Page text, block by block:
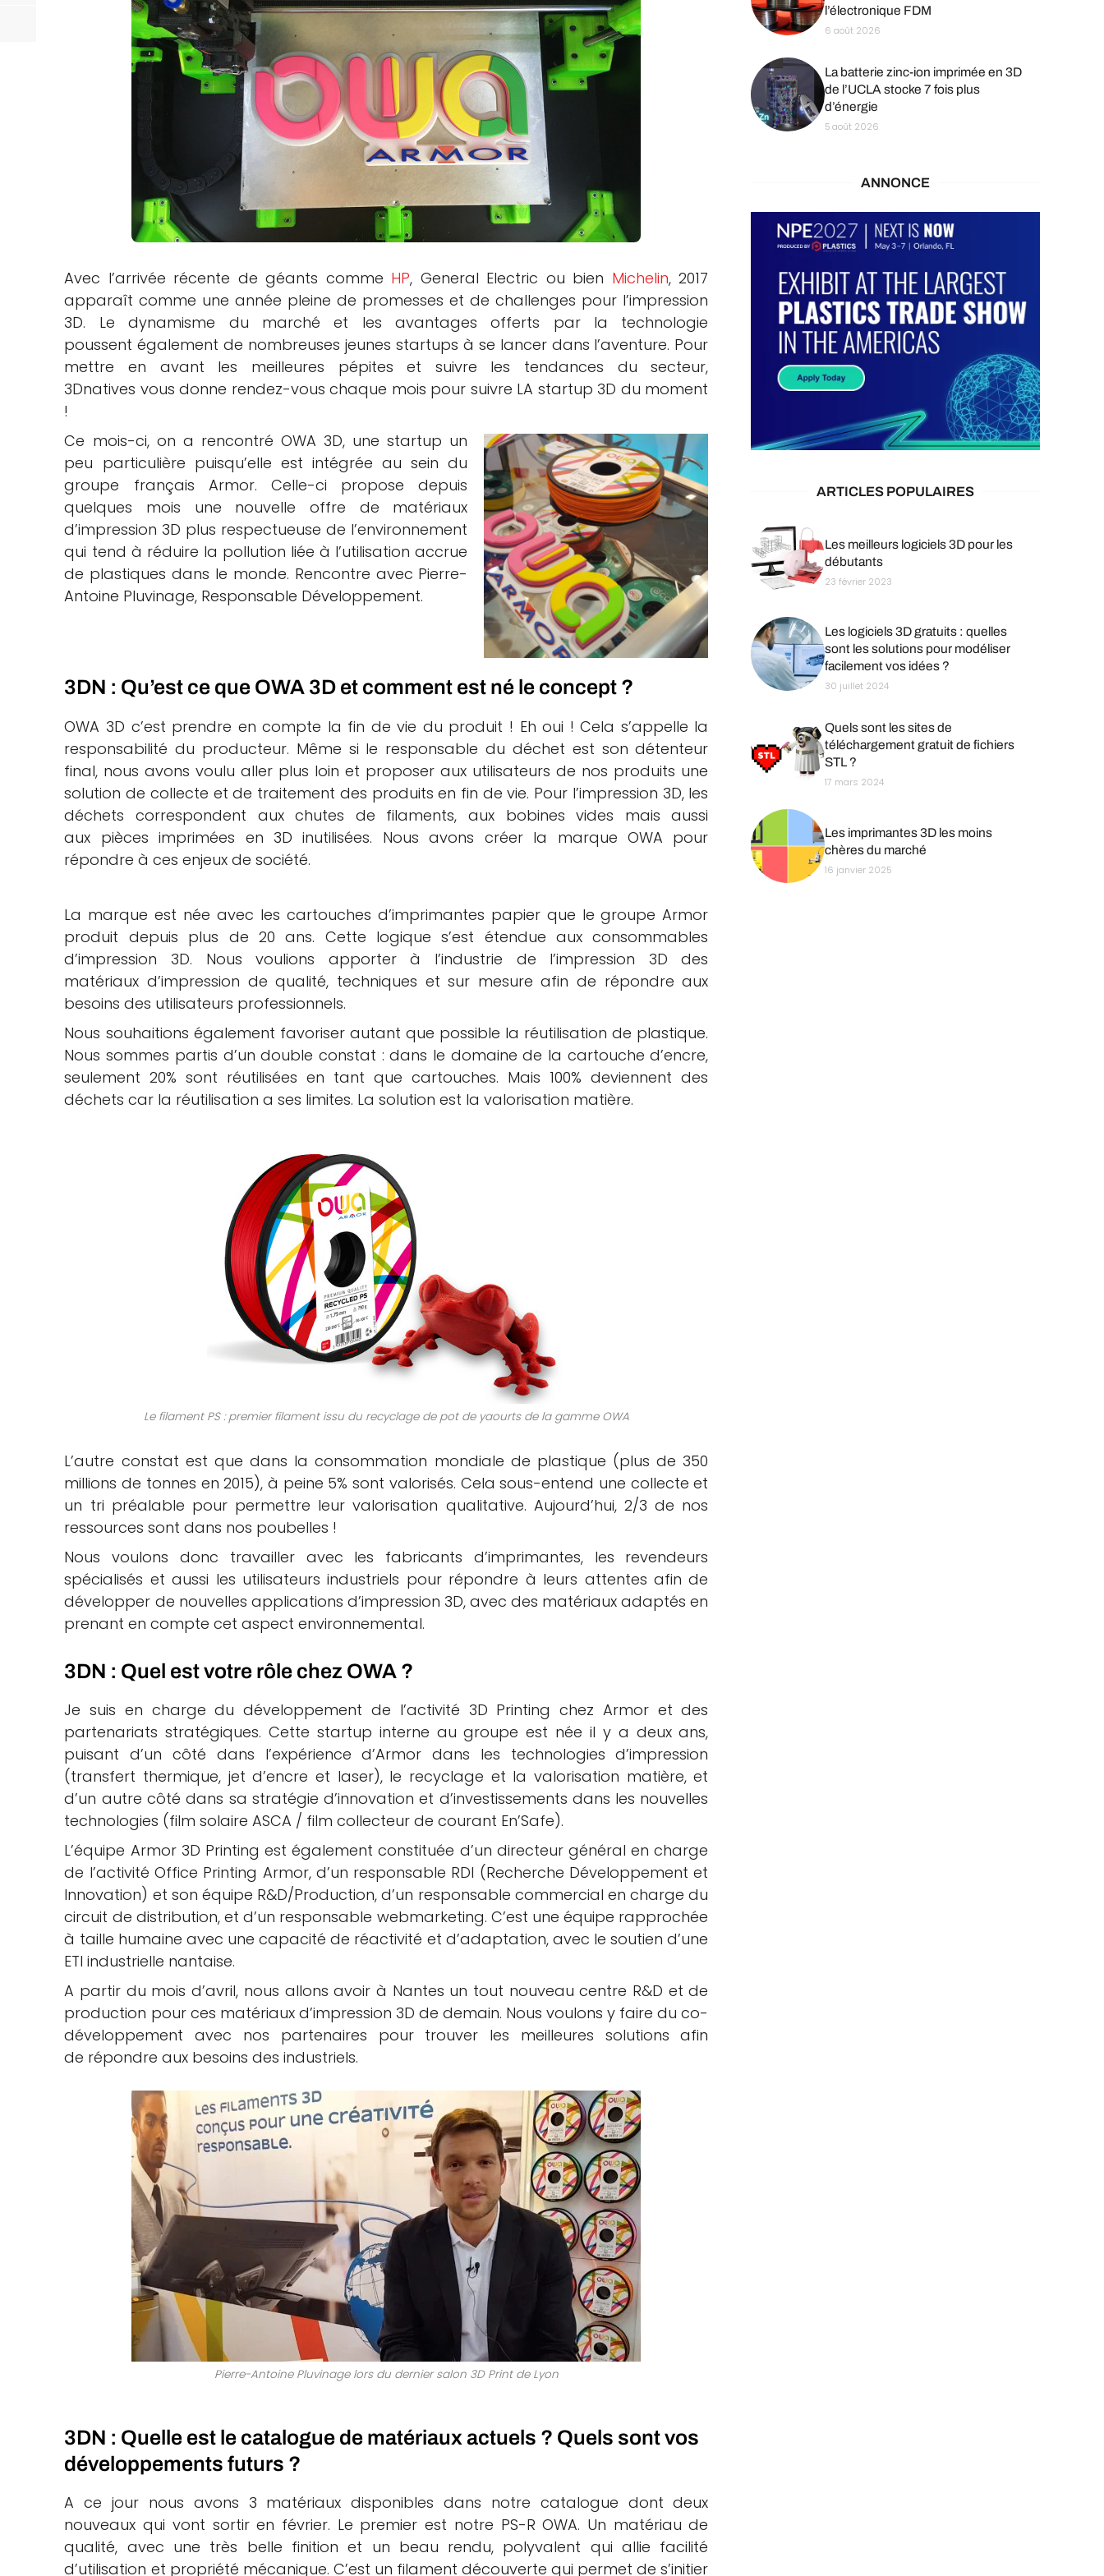
Logiciels 3D
Scanners 3D
Vidéos
Avec l’arrivée récente de géants comme HP, General Electric ou bien Michelin, 2017
apparaît comme une année pleine de promesses et de challenges pour l’impression
3D. Le dynamisme du marché et les avantages offerts par la technologie
poussent également de nombreuses jeunes startups à se lancer dans l’aventure. Pour
mettre en avant les meilleures pépites et suivre les tendances du secteur,
3Dnatives vous donne rendez-vous chaque mois pour suivre LA startup 3D du moment
!
Ce mois-ci, on a rencontré OWA 3D, une startup un
peu particulière puisqu’elle est intégrée au sein du
groupe français Armor. Celle-ci propose depuis
quelques mois une nouvelle offre de matériaux
d’impression 3D plus respectueuse de l’environnement
qui tend à réduire la pollution liée à l’utilisation accrue
de plastiques dans le monde. Rencontre avec Pierre-
Antoine Pluvinage, Responsable Développement.
3DN : Qu’est ce que OWA 3D et comment est né le concept ?
OWA 3D c’est prendre en compte la fin de vie du produit ! Eh oui ! Cela s’appelle la
responsabilité du producteur. Même si le responsable du déchet est son détenteur
final, nous avons voulu aller plus loin et proposer aux utilisateurs de nos produits une
solution de collecte et de traitement des produits en fin de vie. Pour l’impression 3D, les
déchets correspondent aux chutes de filaments, aux bobines vides mais aussi
aux pièces imprimées en 3D inutilisées. Nous avons créer la marque OWA pour
répondre à ces enjeux de société.
La marque est née avec les cartouches d’imprimantes papier que le groupe Armor
produit depuis plus de 20 ans. Cette logique s’est étendue aux consommables
d’impression 3D. Nous voulions apporter à l’industrie de l’impression 3D des
matériaux d’impression de qualité, techniques et sur mesure afin de répondre aux
besoins des utilisateurs professionnels.
Nous souhaitions également favoriser autant que possible la réutilisation de plastique.
Nous sommes partis d’un double constat : dans le domaine de la cartouche d’encre,
seulement 20% sont réutilisées en tant que cartouches. Mais 100% deviennent des
déchets car la réutilisation a ses limites. La solution est la valorisation matière.
Le filament PS : premier filament issu du recyclage de pot de yaourts de la gamme OWA
L’autre constat est que dans la consommation mondiale de plastique (plus de 350
millions de tonnes en 2015), à peine 5% sont valorisés. Cela sous-entend une collecte et
un tri préalable pour permettre leur valorisation qualitative. Aujourd’hui, 2/3 de nos
ressources sont dans nos poubelles !
Nous voulons donc travailler avec les fabricants d’imprimantes, les revendeurs
spécialisés et aussi les utilisateurs industriels pour répondre à leurs attentes afin de
développer de nouvelles applications d’impression 3D, avec des matériaux adaptés en
prenant en compte cet aspect environnemental.
3DN : Quel est votre rôle chez OWA ?
Je suis en charge du développement de l’activité 3D Printing chez Armor et des
partenariats stratégiques. Cette startup interne au groupe est née il y a deux ans,
puisant d’un côté dans l’expérience d’Armor dans les technologies d’impression
(transfert thermique, jet d’encre et laser), le recyclage et la valorisation matière, et
d’un autre côté dans sa stratégie d’innovation et d’investissements dans les nouvelles
technologies (film solaire ASCA / film collecteur de courant En’Safe).
L’équipe Armor 3D Printing est également constituée d’un directeur général en charge
de l’activité Office Printing Armor, d’un responsable RDI (Recherche Développement et
Innovation) et son équipe R&D/Production, d’un responsable commercial en charge du
circuit de distribution, et d’un responsable webmarketing. C’est une équipe rapprochée
à taille humaine avec une capacité de réactivité et d’adaptation, avec le soutien d’une
ETI industrielle nantaise.
A partir du mois d’avril, nous allons avoir à Nantes un tout nouveau centre R&D et de
production pour ces matériaux d’impression 3D de demain. Nous voulons y faire du co-
développement avec nos partenaires pour trouver les meilleures solutions afin
de répondre aux besoins des industriels.
Pierre-Antoine Pluvinage lors du dernier salon 3D Print de Lyon
3DN : Quelle est le catalogue de matériaux actuels ? Quels sont vos
développements futurs ?
A ce jour nous avons 3 matériaux disponibles dans notre catalogue dont deux
nouveaux qui vont sortir en février. Le premier est notre PS-R OWA. Un matériau de
qualité, avec une très belle finition et un beau rendu, polyvalent qui allie facilité
d’utilisation et propriété mécanique. C’est un filament découverte qui permet de s’initier
l’électronique FDM
6 août 2026
La batterie zinc-ion imprimée en 3D
de l’UCLA stocke 7 fois plus
d’énergie
5 août 2026
ANNONCE
ARTICLES POPULAIRES
Les meilleurs logiciels 3D pour les
débutants
23 février 2023
Les logiciels 3D gratuits : quelles
sont les solutions pour modéliser
facilement vos idées ?
30 juillet 2024
Quels sont les sites de
téléchargement gratuit de fichiers
STL ?
17 mars 2024
Les imprimantes 3D les moins
chères du marché
16 janvier 2025